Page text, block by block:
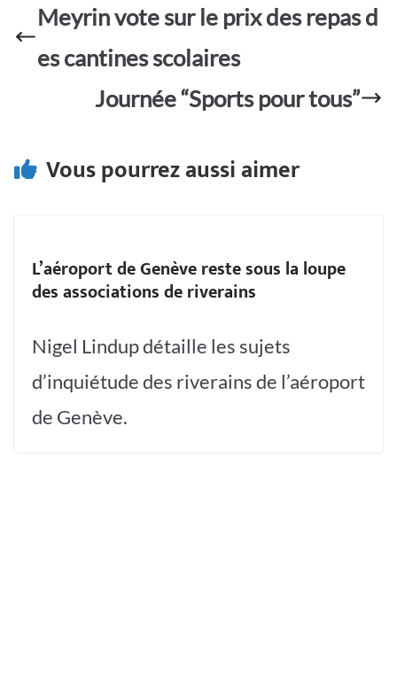
o
o
k
A
p
p
e
g
er
Meyrin vote sur le prix des repas d
es cantines scolaires
Journée “Sports pour tous”
Vous pourrez aussi aimer
L’aéroport de Genève reste sous la loupe
des associations de riverains
Nigel Lindup détaille les sujets
d’inquiétude des riverains de l’aéroport
de Genève.